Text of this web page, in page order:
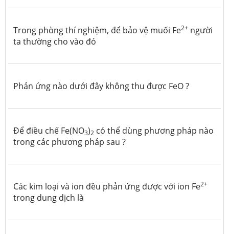
Trong phòng thí nghiệm, để bảo vệ muối Fe2+ người
ta thường cho vào đó
Phản ứng nào dưới đây không thu được FeO ?
Để điều chế Fe(NO3)2 có thể dùng phương pháp nào
trong các phương pháp sau ?
Các kim loại và ion đều phản ứng được với ion Fe2+
trong dung dịch là